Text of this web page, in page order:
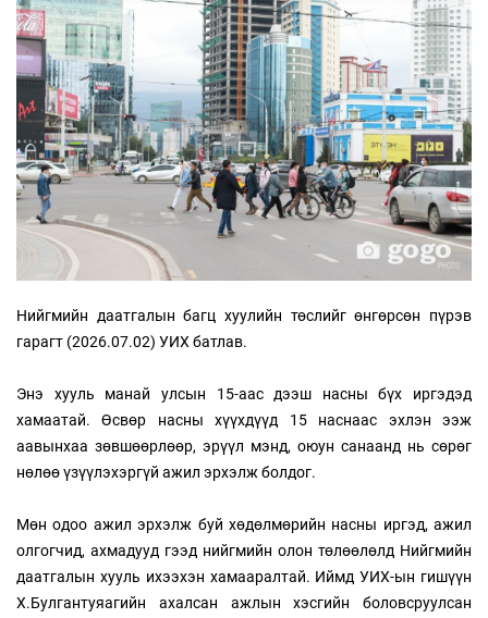
Нийгмийн даатгалын багц хуулийн төслийг өнгөрсөн пүрэв
гарагт (2026.07.02) УИХ батлав.
Энэ хууль манай улсын 15-аас дээш насны бүх иргэдэд
хамаатай. Өсвөр насны хүүхдүүд 15 наснаас эхлэн ээж
аавынхаа зөвшөөрлөөр, эрүүл мэнд, оюун санаанд нь сөрөг
нөлөө үзүүлэхэргүй ажил эрхэлж болдог.
Мөн одоо ажил эрхэлж буй хөдөлмөрийн насны иргэд, ажил
олгогчид, ахмадууд гээд нийгмийн олон төлөөлөлд Нийгмийн
даатгалын хууль ихээхэн хамааралтай. Иймд УИХ-ын гишүүн
Х.Булгантуяагийн ахалсан ажлын хэсгийн боловсруулсан